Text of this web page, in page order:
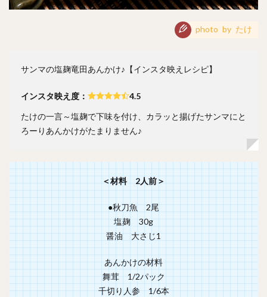
photo by たけ
サンマの塩麹竜田あんかけ♪【インスタ映えレシピ】
インスタ映え度：
4.5
たけの一言～塩麹で下味を付け、カラッと揚げたサンマにと
ろーりあんかけがたまりません♪
＜材料 2人前＞
●秋刀魚 2尾
塩麹 30g
醤油 大さじ1
あんかけの材料
舞茸 1/2パック
千切り人参 1/6本